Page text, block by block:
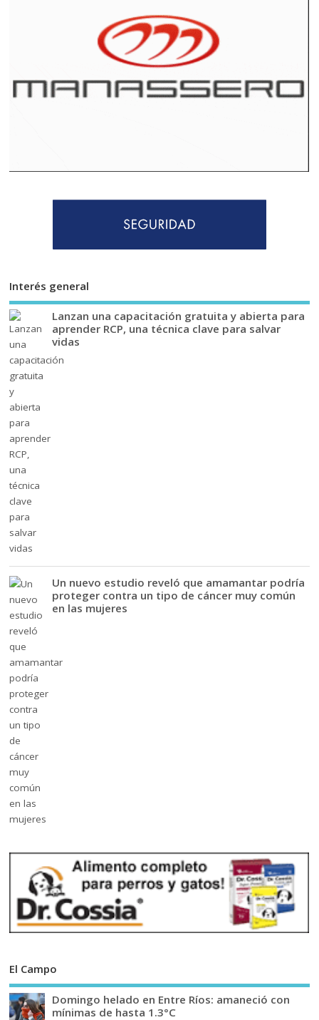
Interés general
Lanzan una capacitación gratuita y abierta para
aprender RCP, una técnica clave para salvar
vidas
Un nuevo estudio reveló que amamantar podría
proteger contra un tipo de cáncer muy común
en las mujeres
El Campo
Domingo helado en Entre Ríos: amaneció con
mínimas de hasta 1.3°C